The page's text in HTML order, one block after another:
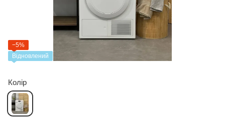
−5%
Відновлений
Колір